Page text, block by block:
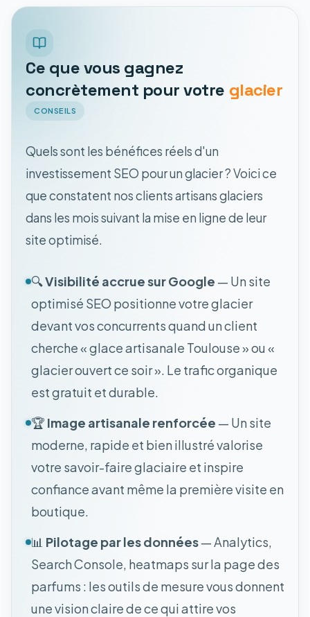
Ce que vous gagnez
concrètement pour votre glacier
CONSEILS
Quels sont les bénéfices réels d'un
investissement SEO pour un glacier ? Voici ce
que constatent nos clients artisans glaciers
dans les mois suivant la mise en ligne de leur
site optimisé.
🔍Visibilité accrue sur Google — Un site
optimisé SEO positionne votre glacier
devant vos concurrents quand un client
cherche « glace artisanale Toulouse » ou «
glacier ouvert ce soir ». Le trafic organique
est gratuit et durable.
🏆 Image artisanale renforcée — Un site
moderne, rapide et bien illustré valorise
votre savoir-faire glaciaire et inspire
confiance avant même la première visite en
boutique.
📊 Pilotage par les données— Analytics,
Search Console, heatmaps sur la page des
parfums : les outils de mesure vous donnent
une vision claire de ce qui attire vos